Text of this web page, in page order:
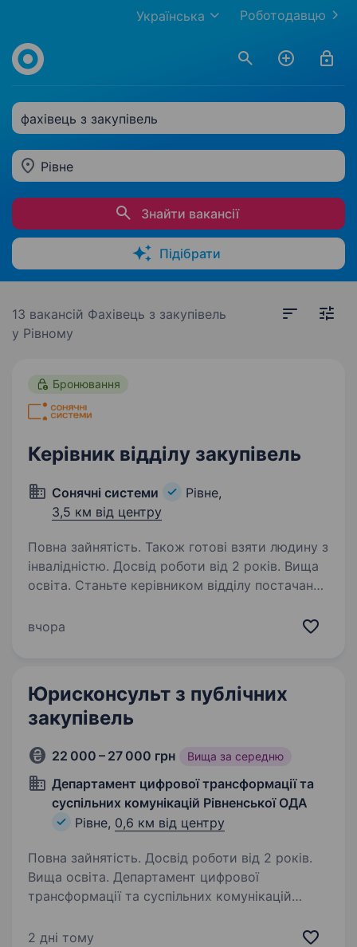
Роботодавцю
Українська
фахівець з закупівель
Рівне
Знайти вакансії
Підібрати
13 вакансій Фахівець з закупівель
у Рівному
Бронювання
Керівник відділу закупівель
Сонячні системи
Рівне,
3,5 км від центру
Повна зайнятість. Також готові взяти людину з
інвалідністю. Досвід роботи від 2 років. Вища
освіта. Станьте керівником відділу постачання
УкраїниЯкщо для вас закупівлі — це не просто
вчора
Юрисконсульт з публічних
закупівель
22 000 – 27 000 грн Вища за середню
Департамент цифрової трансформації та
суспільних комунікацій Рівненської ОДА
Рівне, 0,6 км від центру
Повна зайнятість. Досвід роботи від 2 років.
Вища освіта. Департамент цифрової
трансформації та суспільних комунікацій
запрошує до команди юрисконсульта (фахівця
2 дні тому